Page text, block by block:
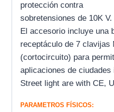
protección contra
sobretensiones de 10K V.
El accesorio incluye una
receptáculo de 7 clavijas
(cortocircuito) para
aplicaciones de
Street light are with CE,
PARAMETROS FÍSICOS: